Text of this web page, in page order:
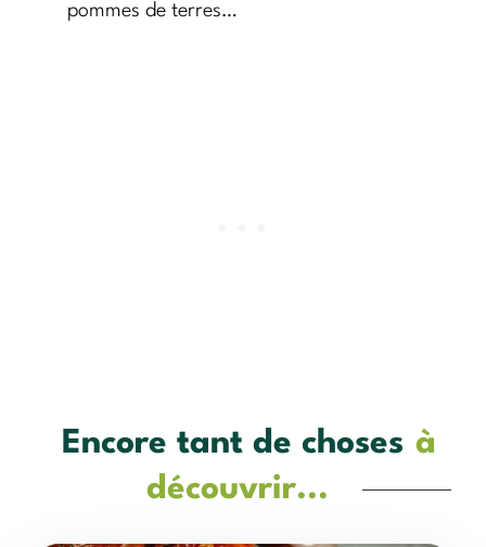
pommes de terres…
Encore tant de choses à
découvrir...